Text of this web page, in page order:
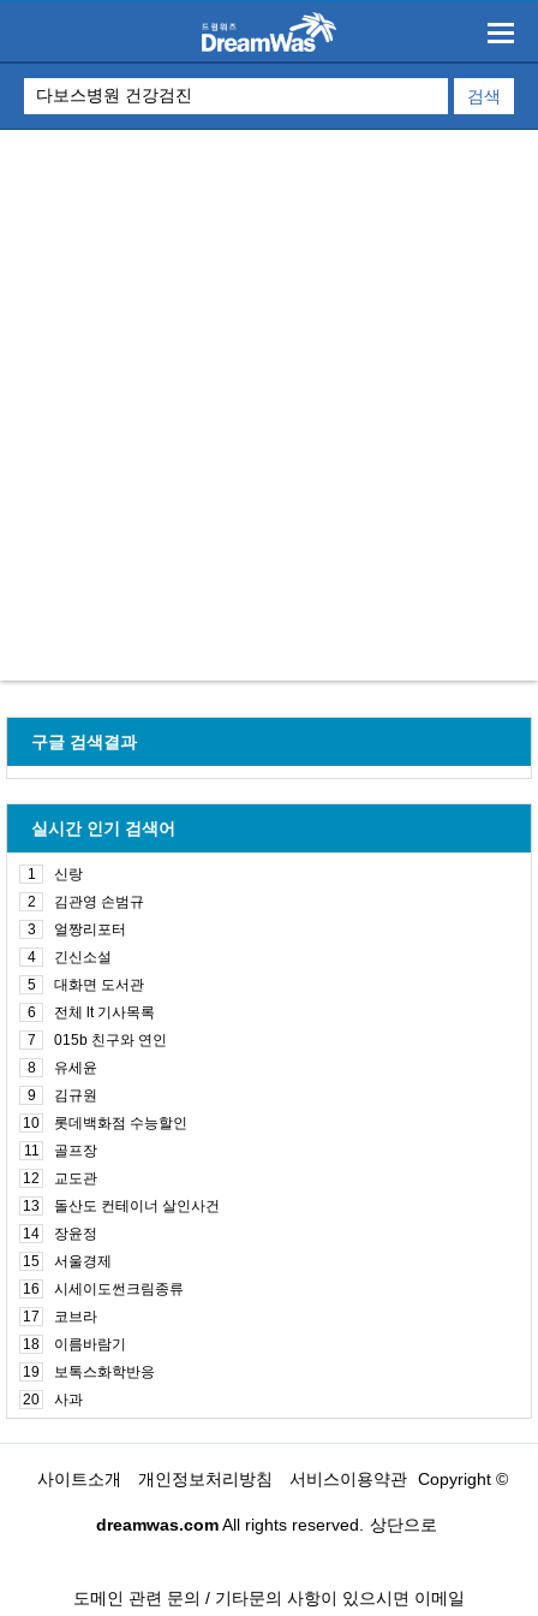
구글 검색결과
실시간 인기 검색어
1
신랑
2
김관영 손범규
3
얼짱리포터
4
긴신소설
5
대화면 도서관
6
전체 lt 기사목록
7
015b 친구와 연인
8
유세윤
9
김규원
10
롯데백화점 수능할인
11
골프장
12
교도관
13
돌산도 컨테이너 살인사건
14
장윤정
15
서울경제
16
시세이도썬크림종류
17
코브라
18
이름바람기
19
보톡스화학반응
20
사과
사이트소개 개인정보처리방침 서비스이용약관 Copyright ©
dreamwas.comAll rights reserved. 상단으로
도메인 관련 문의 / 기타문의 사항이 있으시면 이메일